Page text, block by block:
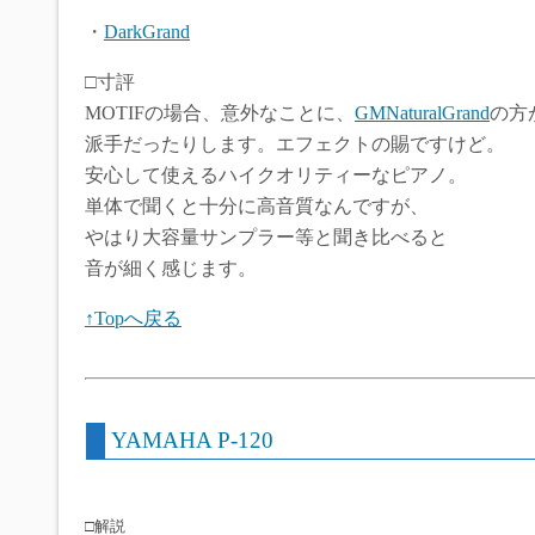
・ DarkGrand
□寸評
MOTIFの場合、意外なことに、 GMNaturalGrandの方
派手だったりします。エフェクトの賜ですけど。
安心して使えるハイクオリティーなピアノ。
単体で聞くと十分に高音質なんですが、
やはり大容量サンプラー等と聞き比べると
音が細く感じます。
↑Topへ戻る
YAMAHA P-120
□解説